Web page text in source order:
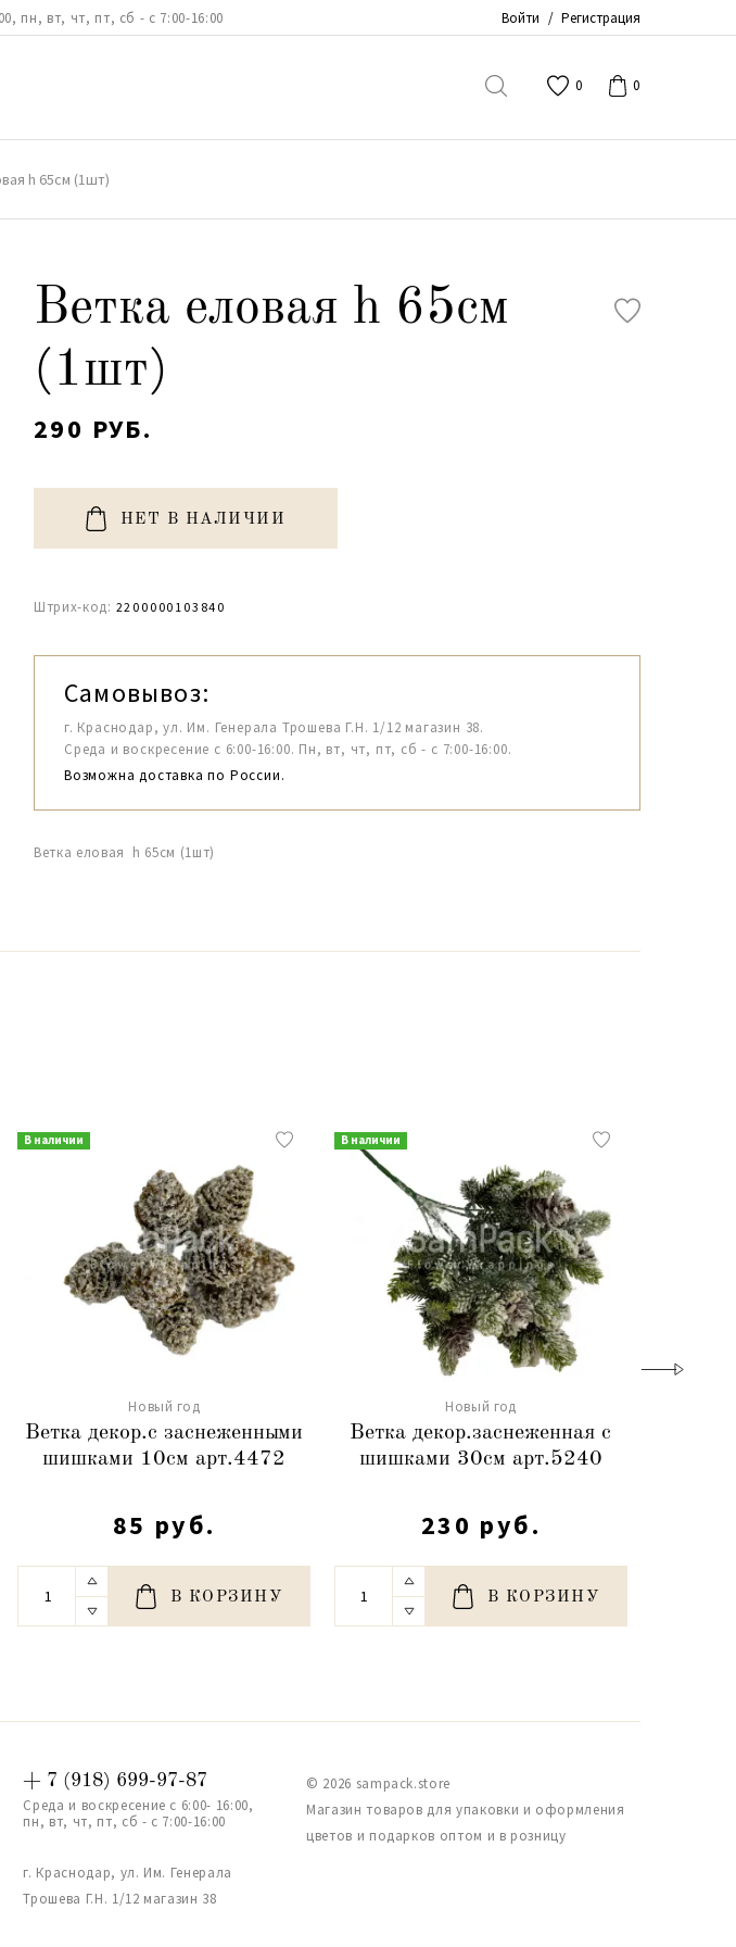
пн, вт, чт, пт, сб - с 7:00-16:00 Войти / Регистрация
0 0
h 65см (1шт)
Ветка еловая h 65см
(1шт)
290 РУБ.
НЕТ В НАЛИЧИИ
Штрих-код: 2200000103840
Самовывоз:
г. Краснодар, ул. Им. Генерала Трошева Г.Н. 1/12 магазин 38.
Среда и воскресение с 6:00-16:00. Пн, вт, чт, пт, сб - с 7:00-16:00.
Возможна доставка по России.
Ветка еловая h 65см (1шт)
В наличии
Новый год
Ветка декор.с заснеженными
шишками 10см арт.4472
85 руб.
В КОРЗИНУ
В наличии
Новый год
Ветка декор.заснеженная с
шишками 30см арт.5240
230 руб.
В КОРЗИНУ
+ 7 (918) 699-97-87
Среда и воскресение с 6:00- 16:00,
пн, вт, чт, пт, сб - с 7:00-16:00
г. Краснодар, ул. Им. Генерала
Трошева Г.Н. 1/12 магазин 38
© 2026 sampack.store
Магазин товаров для упаковки и оформления
цветов и подарков оптом и в розницу